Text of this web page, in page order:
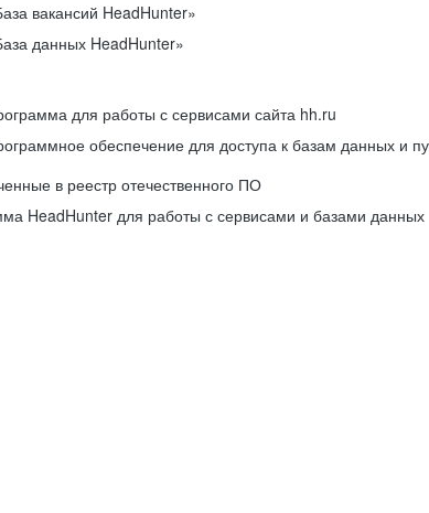
вакансий HeadHunter»
данных HeadHunter»
для работы с сервисами сайта hh.ru
обеспечение для доступа к базам данных и
в реестр отечественного ПО
HeadHunter для работы с сервисами и базами данных